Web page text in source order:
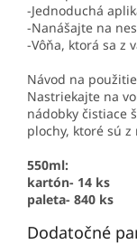
-Jednoduchá
-Nanášajte na
-Vôňa, ktorá sa z
Návod na
Nastriekajte na
nádobky čistiace
plochy, ktoré sú
550ml:
kartón- 14 ks
paleta- 840 ks
Dodatočné